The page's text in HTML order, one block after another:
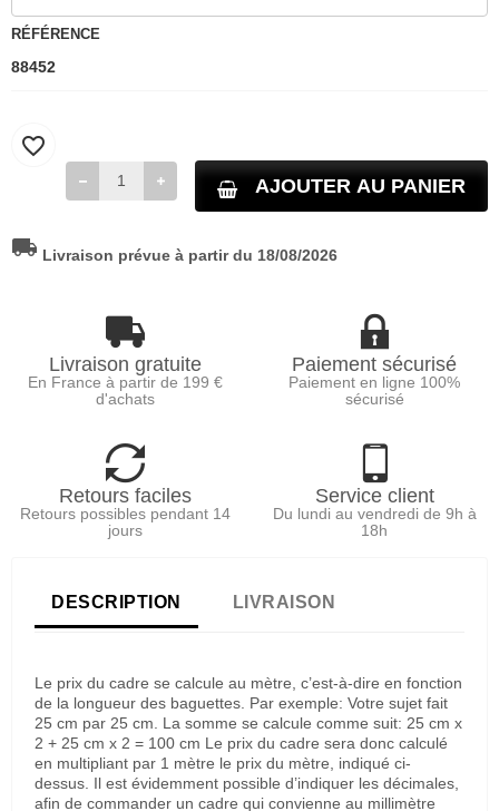
RÉFÉRENCE
88452
AJOUTER AU PANIER
favorite_border
local_shipping Livraison prévue à partir du 18/08/2026
Livraison gratuite
En France à partir de 199 €
d'achats
Paiement sécurisé
Paiement en ligne 100%
sécurisé
Retours faciles
Retours possibles pendant 14
jours
Service client
Du lundi au vendredi de 9h à
18h
DESCRIPTION LIVRAISON
Le prix du cadre se calcule au mètre, c’est-à-dire en fonction
de la longueur des baguettes. Par exemple: Votre sujet fait
25 cm par 25 cm. La somme se calcule comme suit: 25 cm x
2 + 25 cm x 2 = 100 cm Le prix du cadre sera donc calculé
en multipliant par 1 mètre le prix du mètre, indiqué ci-
dessus. Il est évidemment possible d’indiquer les décimales,
afin de commander un cadre qui convienne au millimètre